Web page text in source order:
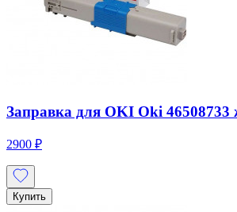
Заправка для OKI Oki 46508733
2900 ₽
Купить